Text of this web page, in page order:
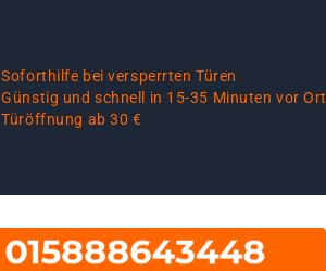
Soforthilfe bei versperrten Türen
Günstig und schnell in 15-35 Minuten vor Ort
Türöffnung ab 30 €